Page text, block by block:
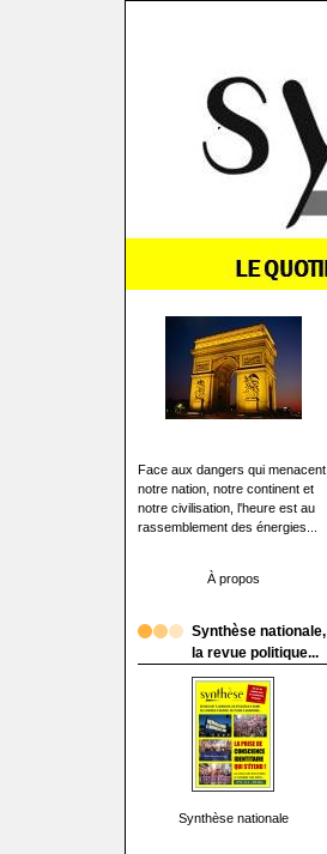
Face aux dangers qui menacent
notre nation, notre continent et
notre civilisation, l'heure est au
rassemblement des énergies...
À propos
Synthèse nationale,
la revue politique...
Synthèse nationale